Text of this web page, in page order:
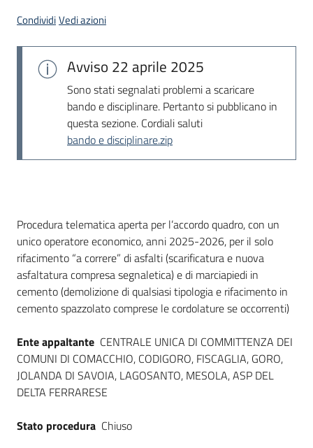
su
CondividiVedi azioni
Avviso 22 aprile 2025
Sono stati segnalati problemi a scaricare
bando e disciplinare. Pertanto si pubblicano in
questa sezione. Cordiali saluti
bando e disciplinare.zip
Dati del bando
Procedura telematica aperta per l’accordo quadro, con un
unico operatore economico, anni 2025-2026, per il solo
rifacimento “a correre” di asfalti (scarificatura e nuova
asfaltatura compresa segnaletica) e di marciapiedi in
cemento (demolizione di qualsiasi tipologia e rifacimento in
cemento spazzolato comprese le cordolature se occorrenti)
Ente appaltante CENTRALE UNICA DI COMMITTENZA DEI
COMUNI DI COMACCHIO, CODIGORO, FISCAGLIA, GORO,
JOLANDA DI SAVOIA, LAGOSANTO, MESOLA, ASP DEL
DELTA FERRARESE
Stato procedura Chiuso